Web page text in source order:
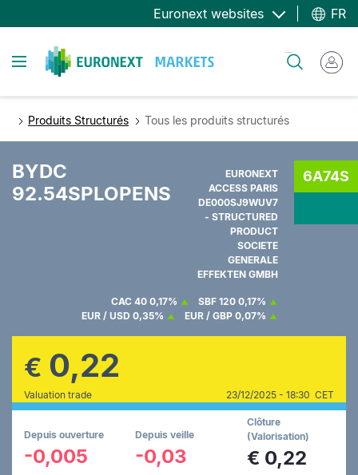
au
principal
Euronext websites FR
Toggle navigation
Produits Structurés Tous les produits structurés
BYDC
92.54SPLOPENS
EURONEXT
ACCESS PARIS
DE000SJ9WUV7
- STRUCTURED
PRODUCT
SOCIETE
GENERALE
EFFEKTEN GMBH
6A74S
CAC 40 0,17% SBF 120 0,17%
EUR / USD 0,35% EUR / GBP 0,07%
€ 0,22
Valuation trade 23/12/2025 - 18:30 CET
Depuis ouverture
-0,005
Depuis veille
-0,03
Clôture
(Valorisation)
€ 0,22